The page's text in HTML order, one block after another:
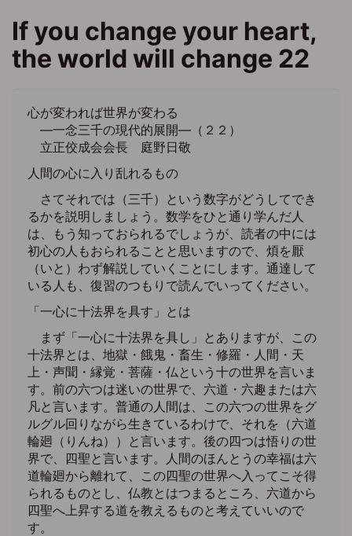
コ
If you change your heart,
the world will change 22
心が変われば世界が変わる
―一念三千の現代的展開―（２２）
立正佼成会会長 庭野日敬
人間の心に入り乱れるもの
さてそれでは（三千）という数字がどうしてでき
るかを説明しましょう。数学をひと通り学んだ人
は、もう知っておられるでしょうが、読者の中には
初心の人もおられることと思いますので、煩を厭
（いと）わず解説していくことにします。通達して
いる人も、復習のつもりで読んでいってください。
「一心に十法界を具す」とは
まず「一心に十法界を具し」とありますが、この
十法界とは、地獄・餓鬼・畜生・修羅・人間・天
上・声聞・縁覚・菩薩・仏という十の世界を言いま
す。前の六つは迷いの世界で、六道・六趣または六
凡と言います。普通の人間は、この六つの世界をグ
ルグル回りながら生きているわけで、それを（六道
輪廻（りんね））と言います。後の四つは悟りの世
界で、四聖と言います。人間のほんとうの幸福は六
道輪廻から離れて、この四聖の世界へ入ってこそ得
られるものとし、仏教とはつまるところ、六道から
四聖へ上昇する道を教えるものと考えていいので
す。